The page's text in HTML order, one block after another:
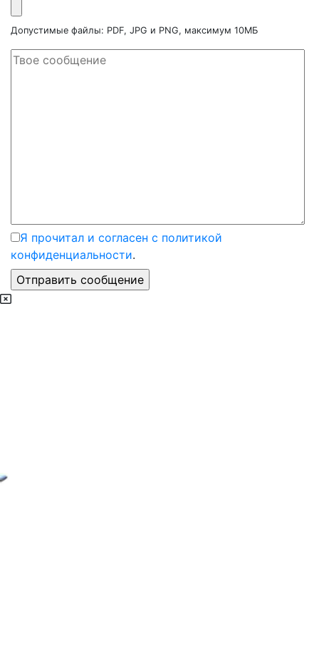
Допустимые файлы: PDF, JPG и PNG, максимум 10МБ
Я прочитал и согласен с политикой
конфиденциальности.